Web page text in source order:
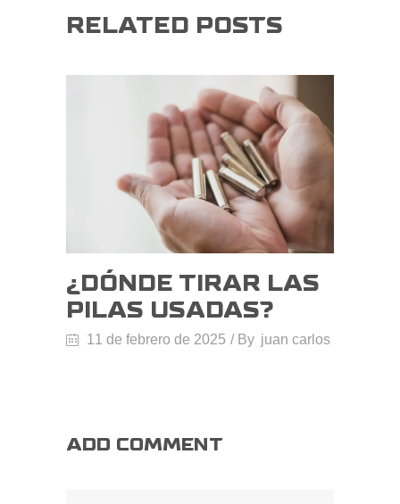
RELATED POSTS
¿DÓNDE TIRAR LAS
PILAS USADAS?
11 de febrero de 2025 By juan carlos
ADD COMMENT